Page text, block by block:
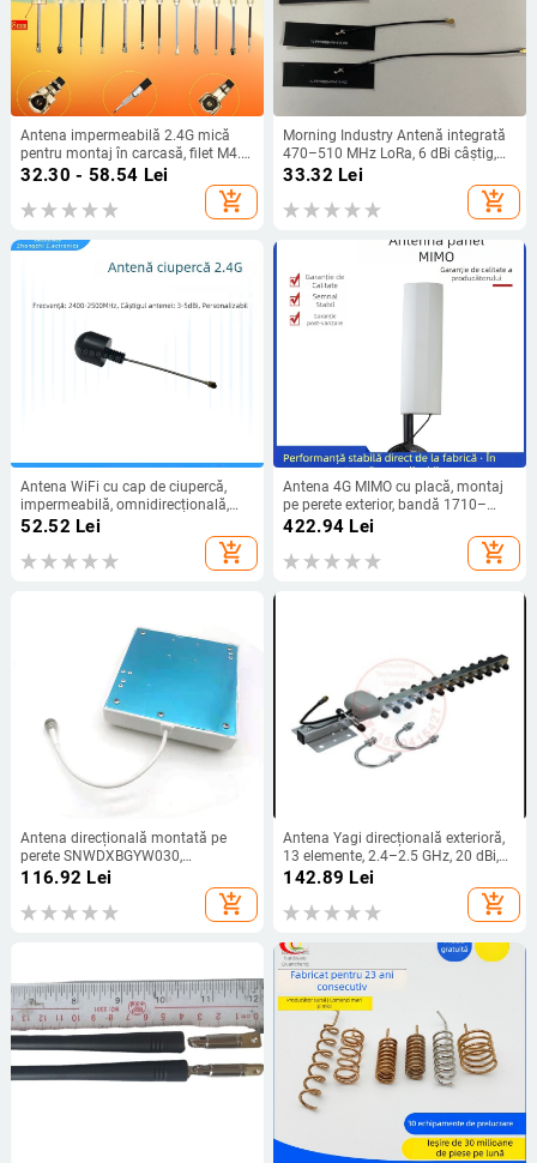
Antena impermeabilă 2.4G mică
pentru montaj în carcasă, filet M4.5,
pentru 4G/NB/433, cablu IPEX
32.30 - 58.54 Lei
add_shopping_cart
Morning Industry Antenă integrată
470–510 MHz LoRa, 6 dBi câștig,
50 Ω, SWR ≤ 2, FPC11291A.P01
33.32 Lei
add_shopping_cart
Antena WiFi cu cap de ciupercă,
impermeabilă, omnidirecțională,
montaj în interior pe tavan, 3–5 dBi,
52.52 Lei
add_shopping_cart
Antena 4G MIMO cu placă, montaj
pe perete exterior, bandă 1710–
2700 MHz, câștig 28 dBi (2×14 dBi),
422.94 Lei
add_shopping_cart
Antena direcțională montată pe
perete SNWDXBGYW030,
interior/exterior, câștig 5–8 dBi,
bandă 800–2500 MHz, impedanță
50 Ω, VSWR ≤ 2.0
116.92 Lei
add_shopping_cart
Antena Yagi direcțională exterioră,
13 elemente, 2.4–2.5 GHz, 20 dBi,
50 Ω, VSWR ≤ 1.5
142.89 Lei
add_shopping_cart